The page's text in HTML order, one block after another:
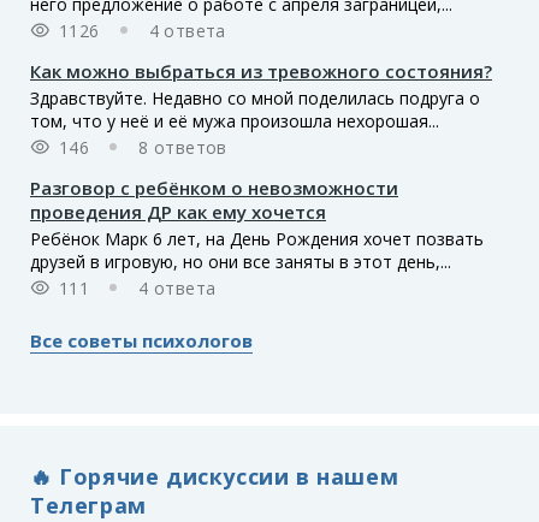
1126
4 ответа
Как можно выбраться из тревожного состояния?
Здравствуйте. Недавно со мной поделилась подруга о
том, что у неë и еë мужа произошла нехорошая...
146
8 ответов
Разговор с ребёнком о невозможности
проведения ДР как ему хочется
Ребёнок Марк 6 лет, на День Рождения хочет позвать
друзей в игровую, но они все заняты в этот день,...
111
4 ответа
Все советы психологов
🔥 Горячие дискуссии в нашем
Телеграм